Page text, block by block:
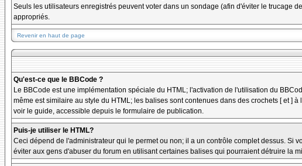
Seuls les utilisateurs enregistrés peuvent voter dans un sondage (afin d'éviter le trucage
appropriés.
Revenir en haut de page
Qu'est-ce que le BBCode ?
Le BBCode est une implémentation spéciale du HTML; l'activation de l'utilisation du
même est similaire au style du HTML; les balises sont contenues dans des crochets [ et ]
voir le guide, accessible depuis le formulaire de publication.
Puis-je utiliser le HTML?
Ceci dépend de l'administrateur qui le permet ou non; il a un contrôle complet dessus. Si
éviter aux gens d'abuser du forum en utilisant certaines balises qui pourraient détruire la